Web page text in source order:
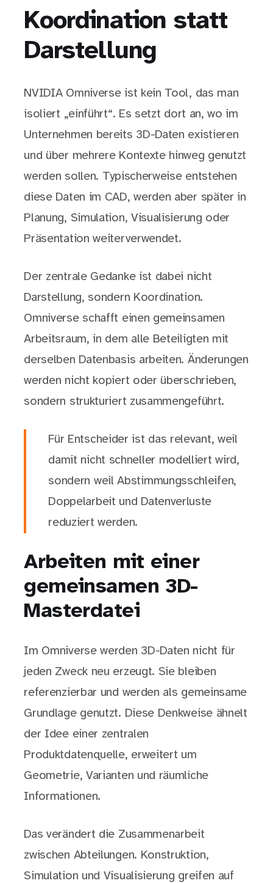
Koordination statt
Darstellung
NVIDIA Omniverse ist kein Tool, das man
isoliert „einführt“. Es setzt dort an, wo im
Unternehmen bereits 3D-Daten existieren
und über mehrere Kontexte hinweg genutzt
werden sollen. Typischerweise entstehen
diese Daten im CAD, werden aber später in
Planung, Simulation, Visualisierung oder
Präsentation weiterverwendet.
Der zentrale Gedanke ist dabei nicht
Darstellung, sondern Koordination.
Omniverse schafft einen gemeinsamen
Arbeitsraum, in dem alle Beteiligten mit
derselben Datenbasis arbeiten. Änderungen
werden nicht kopiert oder überschrieben,
sondern strukturiert zusammengeführt.
Für Entscheider ist das relevant, weil
damit nicht schneller modelliert wird,
sondern weil Abstimmungsschleifen,
Doppelarbeit und Datenverluste
reduziert werden.
Arbeiten mit einer
gemeinsamen 3D-
Masterdatei
Im Omniverse werden 3D-Daten nicht für
jeden Zweck neu erzeugt. Sie bleiben
referenzierbar und werden als gemeinsame
Grundlage genutzt. Diese Denkweise ähnelt
der Idee einer zentralen
Produktdatenquelle, erweitert um
Geometrie, Varianten und räumliche
Informationen.
Das verändert die Zusammenarbeit
zwischen Abteilungen. Konstruktion,
Simulation und Visualisierung greifen auf